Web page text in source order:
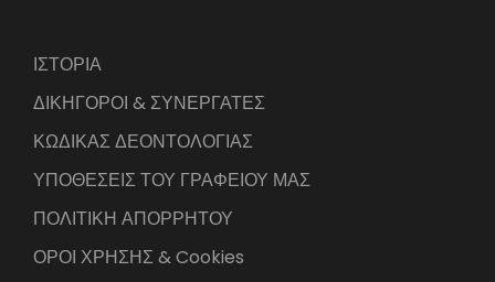
ΙΣΤΟΡΙΑ
ΔΙΚΗΓΟΡΟΙ & ΣΥΝΕΡΓΑΤΕΣ
ΚΩΔΙΚΑΣ ΔΕΟΝΤΟΛΟΓΙΑΣ
ΥΠΟΘΕΣΕΙΣ ΤΟΥ ΓΡΑΦΕΙΟΥ ΜΑΣ
ΠΟΛΙΤΙΚΗ ΑΠΟΡΡΗΤΟΥ
ΟΡΟΙ ΧΡΗΣΗΣ & Cookies